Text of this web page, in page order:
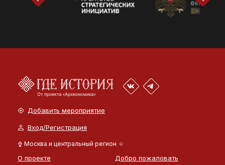
Добавить мероприятие
Вход/Регистрация
Москва и центральный регион
О проекте
Добро пожаловать